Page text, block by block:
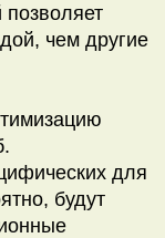
позволяет
чем другие
для
будут